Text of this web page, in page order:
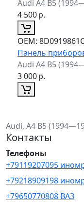
Audi A4 B5
4 500р.
ОЕМ:
Панель
Audi A4 B5
3 000р.
Audi, A4 B5
Контакты
Телефоны
+79119207095
+79218909198
+79650770808 ВАЗ